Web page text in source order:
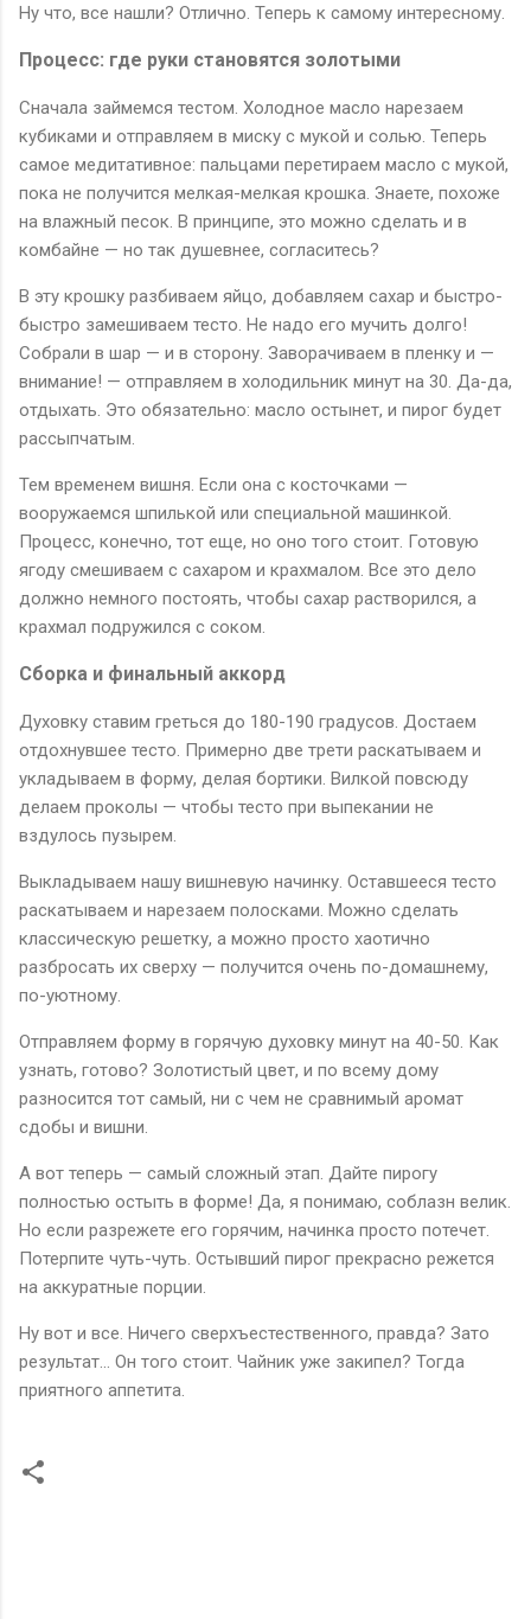
Ну что, все нашли? Отлично. Теперь к самому интересному.
Процесс: где руки становятся золотыми
Сначала займемся тестом. Холодное масло нарезаем
кубиками и отправляем в миску с мукой и солью. Теперь
самое медитативное: пальцами перетираем масло с мукой,
пока не получится мелкая-мелкая крошка. Знаете, похоже
на влажный песок. В принципе, это можно сделать и в
комбайне — но так душевнее, согласитесь?
В эту крошку разбиваем яйцо, добавляем сахар и быстро-
быстро замешиваем тесто. Не надо его мучить долго!
Собрали в шар — и в сторону. Заворачиваем в пленку и —
внимание! — отправляем в холодильник минут на 30. Да-да,
отдыхать. Это обязательно: масло остынет, и пирог будет
рассыпчатым.
Тем временем вишня. Если она с косточками —
вооружаемся шпилькой или специальной машинкой.
Процесс, конечно, тот еще, но оно того стоит. Готовую
ягоду смешиваем с сахаром и крахмалом. Все это дело
должно немного постоять, чтобы сахар растворился, а
крахмал подружился с соком.
Сборка и финальный аккорд
Духовку ставим греться до 180-190 градусов. Достаем
отдохнувшее тесто. Примерно две трети раскатываем и
укладываем в форму, делая бортики. Вилкой повсюду
делаем проколы — чтобы тесто при выпекании не
вздулось пузырем.
Выкладываем нашу вишневую начинку. Оставшееся тесто
раскатываем и нарезаем полосками. Можно сделать
классическую решетку, а можно просто хаотично
разбросать их сверху — получится очень по-домашнему,
по-уютному.
Отправляем форму в горячую духовку минут на 40-50. Как
узнать, готово? Золотистый цвет, и по всему дому
разносится тот самый, ни с чем не сравнимый аромат
сдобы и вишни.
А вот теперь — самый сложный этап. Дайте пирогу
полностью остыть в форме! Да, я понимаю, соблазн велик.
Но если разрежете его горячим, начинка просто потечет.
Потерпите чуть-чуть. Остывший пирог прекрасно режется
на аккуратные порции.
Ну вот и все. Ничего сверхъестественного, правда? Зато
результат... Он того стоит. Чайник уже закипел? Тогда
приятного аппетита.